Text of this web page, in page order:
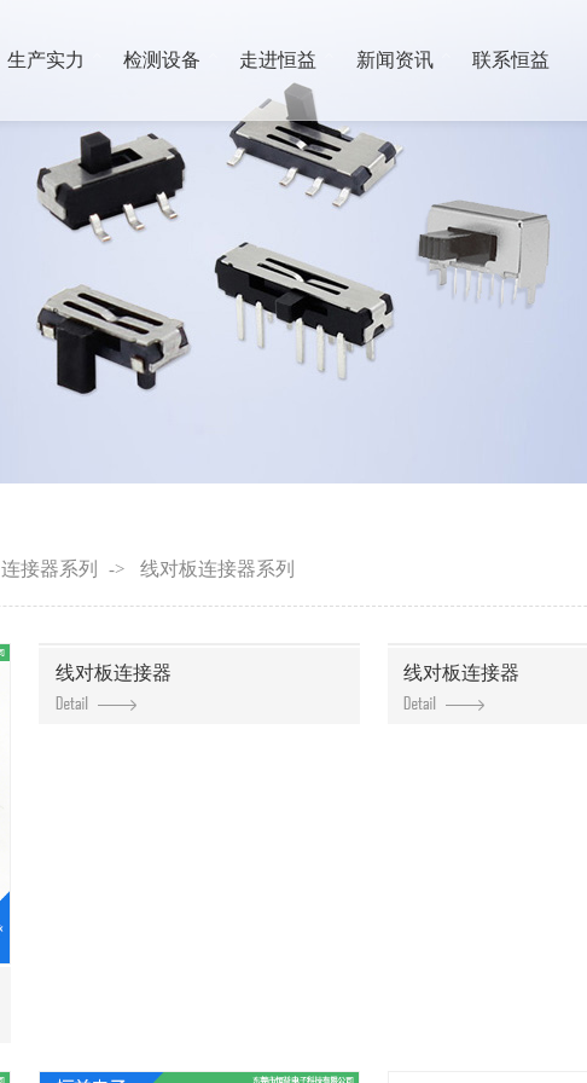
生产实力 检测设备 走进恒益 新闻资讯 联系恒益
连接器系列 -> 线对板连接器系列
线对板连接器 线对板连接器